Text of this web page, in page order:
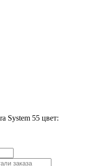
System 55 цвет: